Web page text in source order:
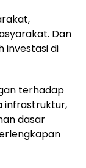
Dan
investasi di
terhadap
infrastruktur,
dasar